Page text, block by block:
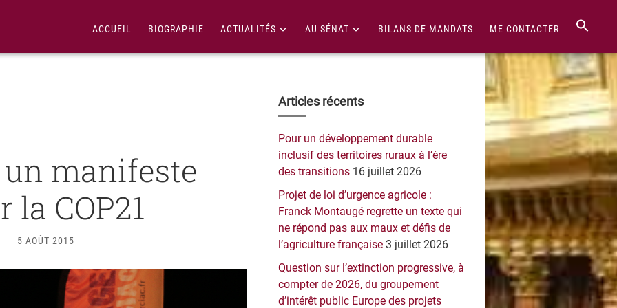
ACCUEIL BIOGRAPHIE ACTUALITÉS AU SÉNAT BILANS DE MANDATS ME CONTACTER
manifeste
la COP21
5 AOÛT 2015
Barre
latérale
principale
Articles récents
Pour un développement durable
inclusif des territoires ruraux à l’ère
des transitions 16 juillet 2026
Projet de loi d’urgence agricole :
Franck Montaugé regrette un texte qui
ne répond pas aux maux et défis de
l’agriculture française 3 juillet 2026
Question sur l’extinction progressive, à
compter de 2026, du groupement
d’intérêt public Europe des projets